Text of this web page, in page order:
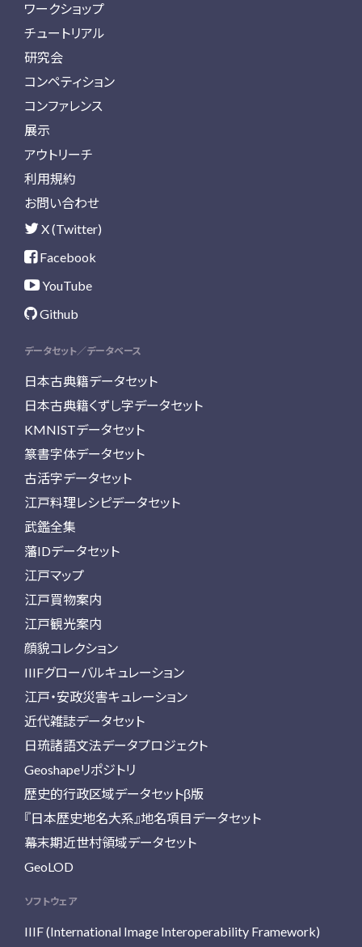
ワークショップ
チュートリアル
研究会
コンペティション
コンファレンス
展示
アウトリーチ
利用規約
お問い合わせ
X (Twitter)
Facebook
YouTube
Github
データセット／データベース
日本古典籍データセット
日本古典籍くずし字データセット
KMNISTデータセット
篆書字体データセット
古活字データセット
江戸料理レシピデータセット
武鑑全集
藩IDデータセット
江戸マップ
江戸買物案内
江戸観光案内
顔貌コレクション
IIIFグローバルキュレーション
江戸・安政災害キュレーション
近代雑誌データセット
日琉諸語文法データプロジェクト
Geoshapeリポジトリ
歴史的行政区域データセットβ版
『日本歴史地名大系』地名項目データセット
幕末期近世村領域データセット
GeoLOD
ソフトウェア
IIIF (International Image Interoperability Framework)